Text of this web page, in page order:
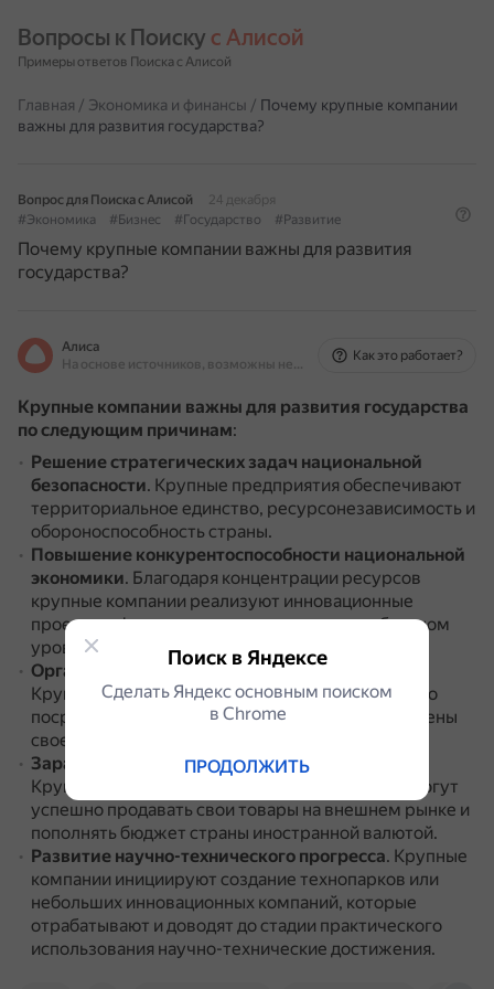
Вопросы к Поиску с Алисой
Примеры ответов Поиска с Алисой
Главная / Экономика и финансы / Почему крупные компании
важны для развития государства?
Вопрос для Поиска с Алисой
24 декабря
#Экономика
#Бизнес #Государство #Развитие
Почему крупные компании важны для развития
государства?
Алиса
На основе источников, возможны неточности
Как это работает?
Крупные компании важны для развития государства
по следующим причинам:
Решение стратегических задач национальной
безопасности. Крупные предприятия обеспечивают
территориальное единство, ресурсонезависимость и
обороноспособность страны.
Повышение конкурентоспособности национальной
экономики. Благодаря концентрации ресурсов
крупные компании реализуют инновационные
проекты и формируют новые рынки на глобальном
уровне.
Организация оптимальной цепочки поставок
Крупные корпорации минимизируют количество
посредников и позитивно влияют на конечные цены
своей продукции.
Заработок экспортной выручки для страны
Крупные конкурентоспособные предприятия могут
успешно продавать свои товары на внешнем рынке и
пополнять бюджет страны иностранной валютой.
Развитие научно-технического прогресса. Крупные
компании инициируют создание технопарков или
небольших инновационных компаний, которые
отрабатывают и доводят до стадии практического
использования научно-технические достижения.
Поиск в Яндексе
Сделать Яндекс основным поиском
в Сhrome
ПРОДОЛЖИТЬ